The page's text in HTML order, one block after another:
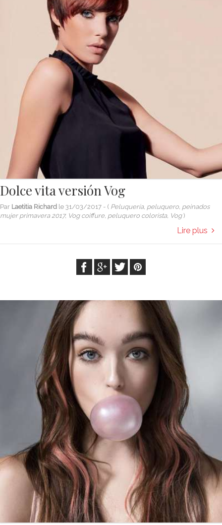
Dolce vita versión Vog
Par Laetitia Richard le 31/03/2017 - ( Peluquería, peluquero, peinados
mujer primavera 2017, Vog coiffure, peluquero colorista, Vog)
Lire plus